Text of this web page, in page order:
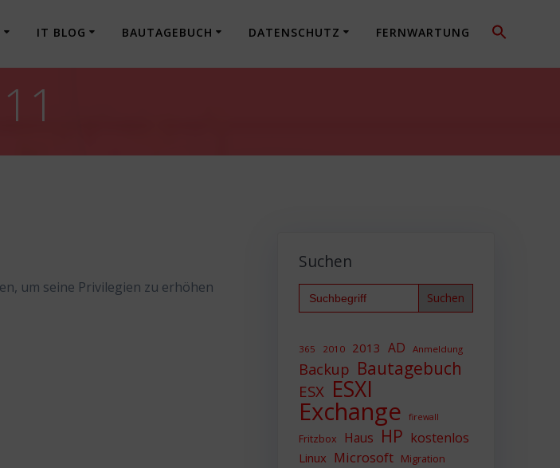
IT BLOG BAUTAGEBUCH DATENSCHUTZ FERNWARTUNG
um seine Privilegien zu erhöhen
Suchen
Search
for:
365 2010 2013 AD Anmeldung
Backup Bautagebuch
ESX ESXI
Exchange firewall
Fritzbox Haus HP kostenlos
Linux Microsoft Migration